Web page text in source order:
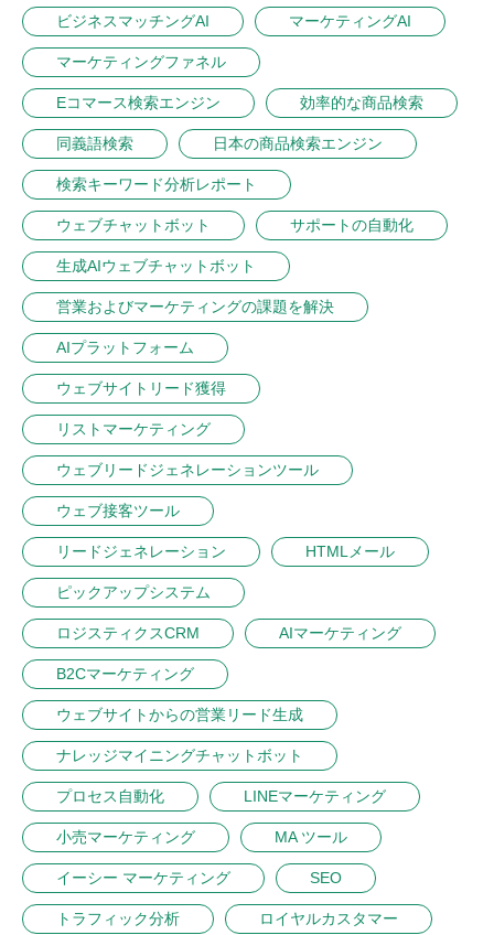
ビジネスマッチングAI マーケティングAI
マーケティングファネル
Eコマース検索エンジン 効率的な商品検索
同義語検索 日本の商品検索エンジン
検索キーワード分析レポート
ウェブチャットボット サポートの自動化
生成AIウェブチャットボット
営業およびマーケティングの課題を解決
AIプラットフォーム
ウェブサイトリード獲得
リストマーケティング
ウェブリードジェネレーションツール
ウェブ接客ツール
リードジェネレーション HTMLメール
ピックアップシステム
ロジスティクスCRM AIマーケティング
B2Cマーケティング
ウェブサイトからの営業リード生成
ナレッジマイニングチャットボット
プロセス自動化 LINEマーケティング
小売マーケティング MA ツール
イーシー マーケティング SEO
トラフィック分析 ロイヤルカスタマー